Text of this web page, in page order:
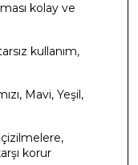
kolay ve
kullanım,
Mavi, Yeşil,
korur